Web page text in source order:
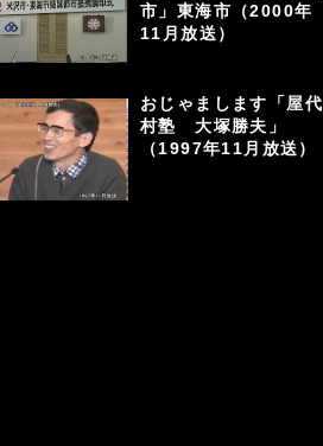
市」東海市（2000年
11月放送）
おじゃまします「屋代
村塾 大塚勝夫」
（1997年11月放送）